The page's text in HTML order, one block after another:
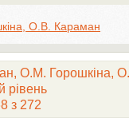
О.В. Караман
О.М. Горошкіна,
рівень
з 272